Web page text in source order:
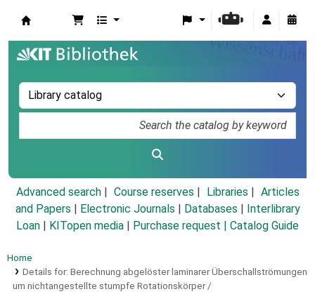
Advanced search Course reserves Libraries
Articles
and Papers
Electronic Journals Databases
Interlibrary
Loan
KITopen media Purchase request | Catalog Guide
Home
Details for: Berechnung abgelöster laminarer Überschallströmungen
um nichtangestellte stumpfe Rotationskörper /